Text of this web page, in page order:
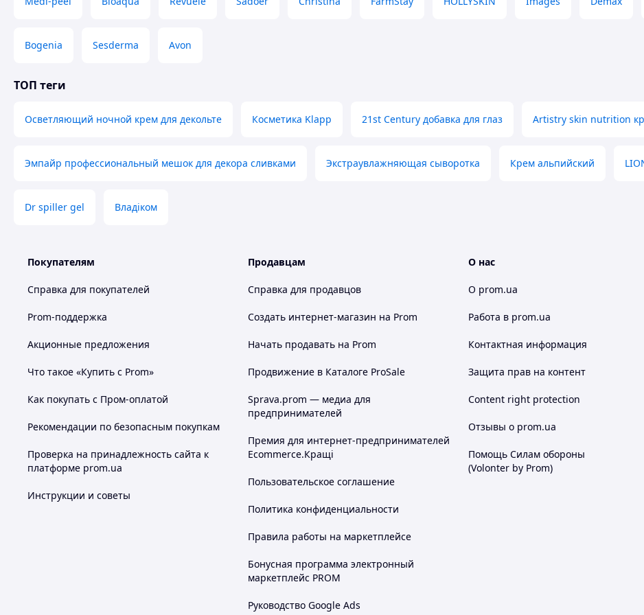
Bogenia Sesderma Avon
ТОП теги
Осветляющий ночной крем для декольте Косметика Klapp 21st Century добавка для глаз Artistry skin nutrition
Эмпайр профессиональный мешок для декора сливками Экстраувлажняющая сыворотка Крем альпийский
Dr spiller gel Владіком
Покупателям
Справка для покупателей
Prom-поддержка
Акционные предложения
Что такое «Купить с Prom»
Как покупать с Пром-оплатой
Рекомендации по безопасным покупкам
Проверка на принадлежность сайта к
платформе prom.ua
Инструкции и советы
Продавцам
Справка для продавцов
Создать интернет-магазин на Prom
Начать продавать на Prom
Продвижение в Каталоге ProSale
Sprava.prom — медиа для
предпринимателей
Премия для интернет-предпринимателей
Ecommerce.Кращі
Пользовательское соглашение
Политика конфиденциальности
Правила работы на маркетплейсе
Бонусная программа электронный
маркетплейс PROM
Руководство Google Ads
О нас
О prom.ua
Работа в prom.ua
Контактная информация
Защита прав на контент
Content right protection
Отзывы о prom.ua
Помощь Силам обороны
(Volonter by Prom)